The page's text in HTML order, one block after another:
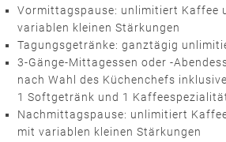
Vormittagspause: unlimitiert Kaffee
variablen kleinen Stärkungen
Tagungsgetränke: ganztägig
3-Gänge-Mittagessen oder -
nach Wahl des Küchenchefs
1 Softgetränk und 1
Nachmittagspause: unlimitiert
mit variablen kleinen Stärkungen